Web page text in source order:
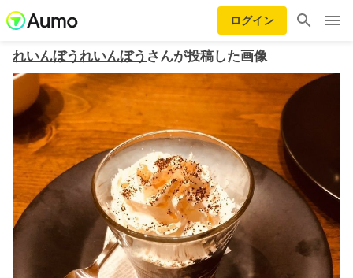
ログイン
れいんぼうれいんぼう さんが投稿した画像